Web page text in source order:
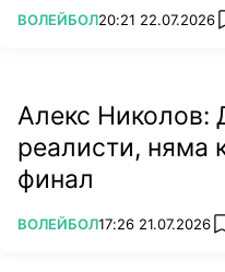
ПОВЕЧЕ ОТ
ВОЛЕЙБОЛ20:21 22.07.2026
Алекс Николов:
реалисти, няма
финал
ПОВЕЧЕ ОТ
ВОЛЕЙБОЛ17:26 21.07.2026